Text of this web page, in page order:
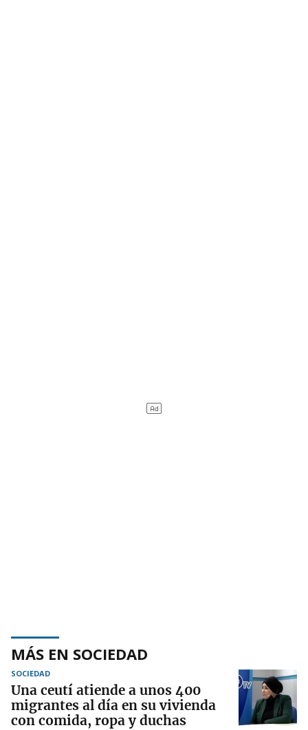
MÁS EN SOCIEDAD
SOCIEDAD
Una ceutí atiende a unos 400
migrantes al día en su vivienda
con comida, ropa y duchas